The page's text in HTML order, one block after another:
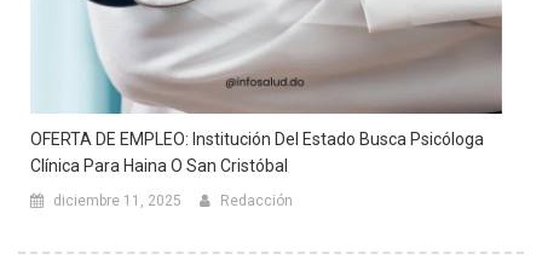
OFERTA DE EMPLEO: Institución Del Estado Busca Psicóloga
Clínica Para Haina O San Cristóbal
diciembre 11, 2025 Redacción